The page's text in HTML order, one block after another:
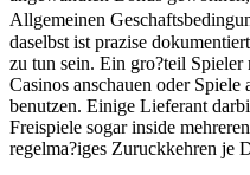
Allgemeinen
daselbst ist prazise
zu tun sein. Ein gro?teil Spieler
Casinos anschauen oder
benutzen. Einige Lieferant
Freispiele sogar inside
regelma?iges Zuruckkehren je